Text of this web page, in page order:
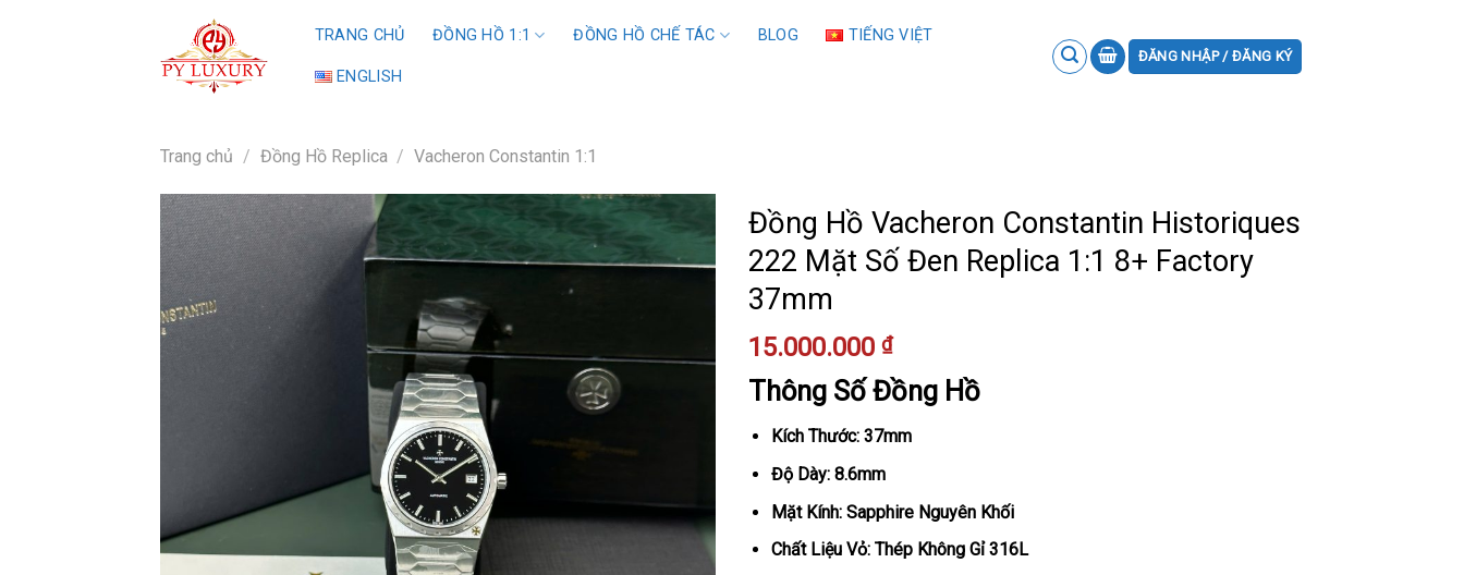
TRANG CHỦ ĐỒNG HỒ 1:1 ĐỒNG HỒ CHẾ TÁC BLOG TIẾNG VIỆT
ENGLISH
ĐĂNG NHẬP / ĐĂNG KÝ
Trang chủ / Đồng Hồ Replica / Vacheron Constantin 1:1
Đồng Hồ Vacheron Constantin Historiques
222 Mặt Số Đen Replica 1:1 8+ Factory
37mm
15.000.000 ₫
Thông Số Đồng Hồ
Kích Thước: 37mm
Độ Dày: 8.6mm
Mặt Kính: Sapphire Nguyên Khối
Chất Liệu Vỏ: Thép Không Gỉ 316L